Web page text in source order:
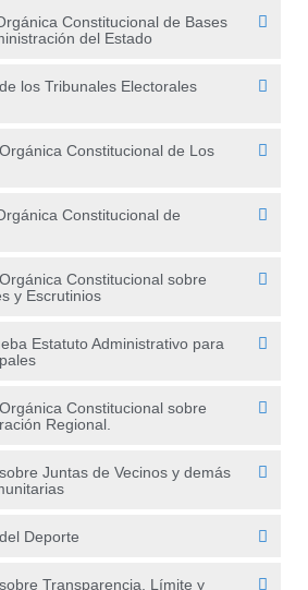
Constitucional de Bases
del Estado
los Tribunales Electorales
Constitucional de Los
Constitucional de
Constitucional sobre
y Escrutinios
Estatuto Administrativo para
Constitucional sobre
Regional.
Juntas de Vecinos y demás
Deporte
Transparencia, Límite y